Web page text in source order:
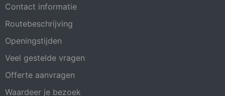
Contact informatie
Routebeschrijving
Openingstijden
Veel gestelde vragen
Offerte aanvragen
Waardeer je bezoek